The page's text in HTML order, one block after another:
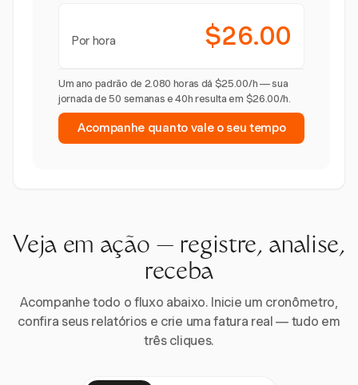
Por hora $26.00
Um ano padrão de 2.080 horas dá $25.00/h — sua
jornada de 50 semanas e 40h resulta em $26.00/h.
Acompanhe quanto vale o seu tempo
Veja em ação — registre, analise,
receba
Acompanhe todo o fluxo abaixo. Inicie um cronômetro,
confira seus relatórios e crie uma fatura real — tudo em
três cliques.